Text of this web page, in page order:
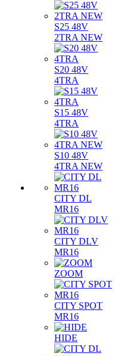
S25 48V
2TRA NEW
S20 48V
4TRA
S15 48V
4TRA
S10 48V
4TRA NEW
CITY DL
MR16
CITY DLV
MR16
ZOOM
CITY SPOT
MR16
HIDE